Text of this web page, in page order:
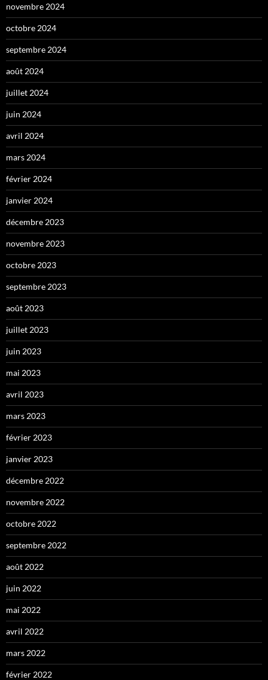
novembre 2024
octobre 2024
septembre 2024
août 2024
juillet 2024
juin 2024
avril 2024
mars 2024
février 2024
janvier 2024
décembre 2023
novembre 2023
octobre 2023
septembre 2023
août 2023
juillet 2023
juin 2023
mai 2023
avril 2023
mars 2023
février 2023
janvier 2023
décembre 2022
novembre 2022
octobre 2022
septembre 2022
août 2022
juin 2022
mai 2022
avril 2022
mars 2022
février 2022